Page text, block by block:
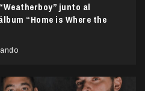
junto al
“Home is Where the